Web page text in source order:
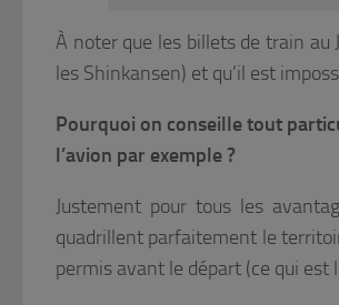
À noter que les billets de train au
les Shinkansen) et qu’il est
Pourquoi on conseille tout
l’avion par exemple ?
Justement pour tous les
quadrillent parfaitement le
permis avant le départ (ce qui est